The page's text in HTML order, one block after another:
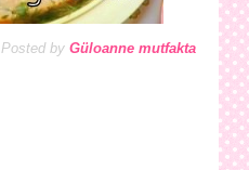
Posted by Güloanne mutfakta